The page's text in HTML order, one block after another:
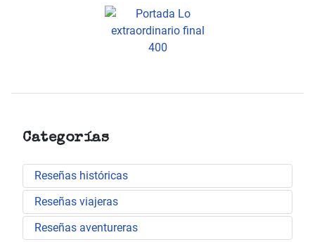
Categorías
Reseñas históricas
Reseñas viajeras
Reseñas aventureras